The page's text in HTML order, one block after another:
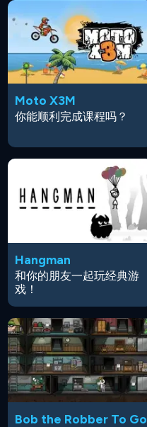
Moto X3M
你能顺利完成课程吗？
Hangman
和你的朋友一起玩经典游
戏！
Bob the Robber To Go